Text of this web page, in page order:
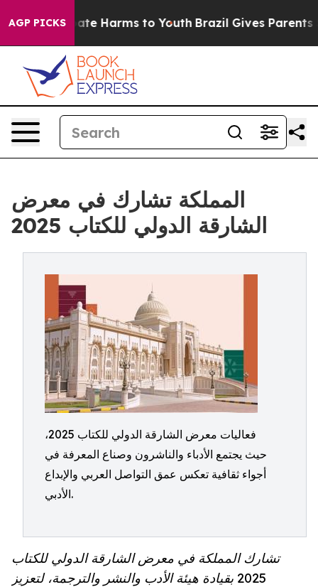
AGP PICKS
to Abate Harms to Youth Brazil Gives Parents
المملكة تشارك في معرض
الشارقة الدولي للكتاب 2025
فعاليات معرض الشارقة الدولي للكتاب 2025،
حيث يجتمع الأدباء والناشرون وصناع المعرفة في
أجواء ثقافية تعكس عمق التواصل العربي والإبداع
الأدبي.
تشارك المملكة في معرض الشارقة الدولي للكتاب
2025 بقيادة هيئة الأدب والنشر والترجمة، لتعزيز